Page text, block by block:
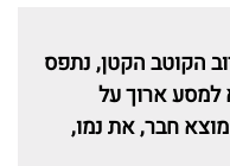
הקוטב הקטן, נתפס
למסע ארוך על
חבר, את נמו,